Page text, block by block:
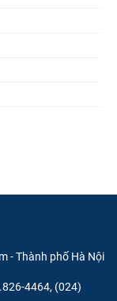
- Thành phố Hà Nội
4464, (024)